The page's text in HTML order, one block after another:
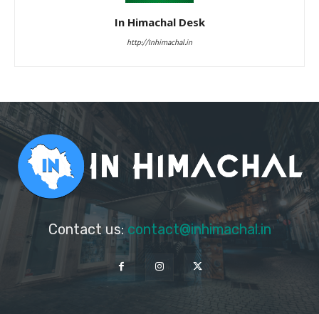
In Himachal Desk
http://Inhimachal.in
Contact us: contact@inhimachal.in